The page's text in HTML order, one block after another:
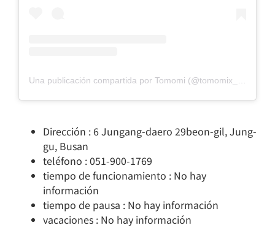
Dirección : 6 Jungang-daero 29beon-gil, Jung-
gu, Busan
teléfono : 051-900-1769
tiempo de funcionamiento : No hay
información
tiempo de pausa : No hay información
vacaciones : No hay información